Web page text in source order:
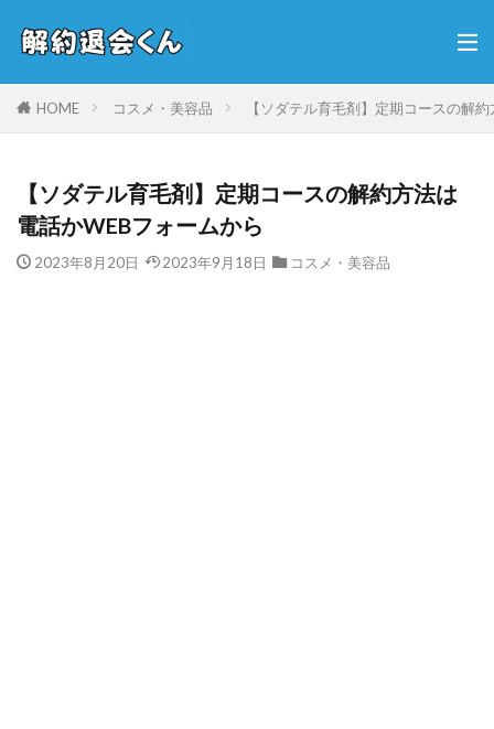
HOME コスメ・美容品 【ソダテル育毛剤】定期コースの解
【ソダテル育毛剤】定期コースの解約方法は
電話かWEBフォームから
2023年8月20日 2023年9月18日 コスメ・美容品